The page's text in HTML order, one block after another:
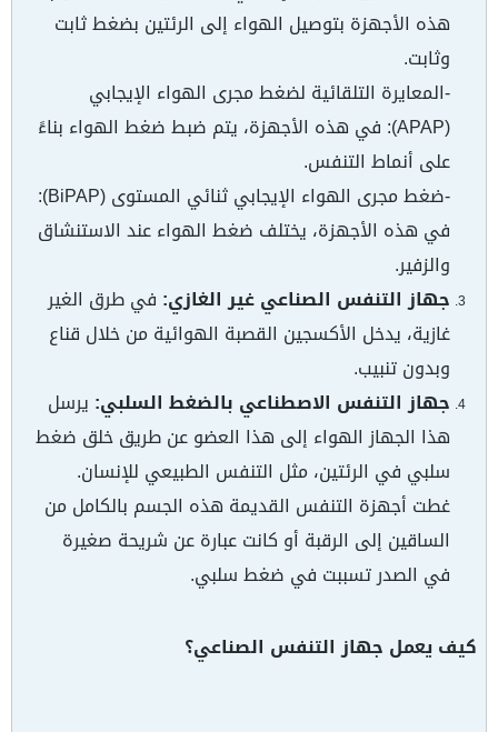
هذه الأجهزة بتوصيل الهواء إلى الرئتين بضغط ثابت
وثابت.
-المعايرة التلقائية لضغط مجرى الهواء الإيجابي
(APAP): في هذه الأجهزة، يتم ضبط ضغط الهواء بناءً
على أنماط التنفس.
-ضغط مجرى الهواء الإيجابي ثنائي المستوى (BiPAP):
في هذه الأجهزة، يختلف ضغط الهواء عند الاستنشاق
والزفير.
جهاز التنفس الصناعي غير الغازي: في طرق الغير
غازية، يدخل الأكسجين القصبة الهوائية من خلال قناع
وبدون تنبيب.
جهاز التنفس الاصطناعي بالضغط السلبي: يرسل
هذا الجهاز الهواء إلى هذا العضو عن طريق خلق ضغط
سلبي في الرئتين، مثل التنفس الطبيعي للإنسان.
غطت أجهزة التنفس القديمة هذه الجسم بالكامل من
الساقين إلى الرقبة أو كانت عبارة عن شريحة صغيرة
في الصدر تسببت في ضغط سلبي.
كيف يعمل جهاز التنفس الصناعي؟